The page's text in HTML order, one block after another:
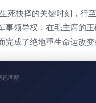
死抉择的关键时刻，行
事领导权，在毛主席的
成了绝地重生命运改变
已匹配